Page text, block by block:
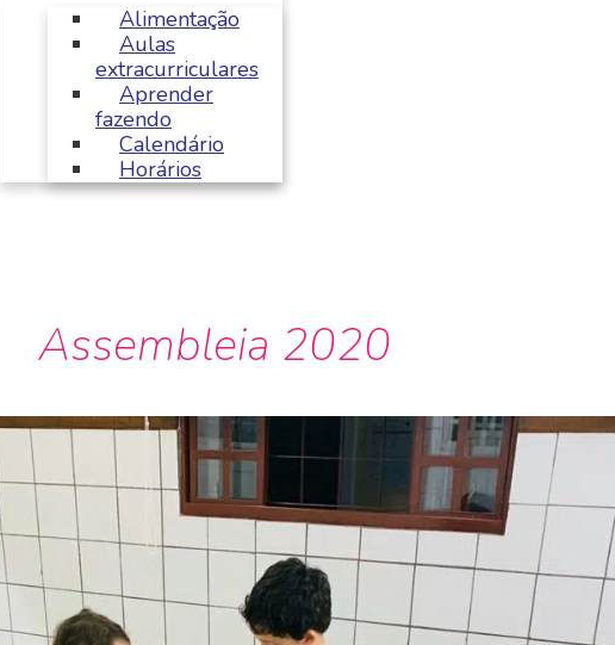
Alimentação
Aulas
extracurriculares
Aprender
fazendo
Calendário
Horários
Assembleia 2020